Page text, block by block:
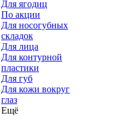
Для ягодиц
По акции
Для носогубных
складок
Для лица
Для контурной
пластики
Для губ
Для кожи вокруг
глаз
Ещё